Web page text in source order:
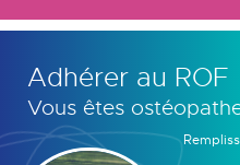
Adhérer au ROF
Vous êtes